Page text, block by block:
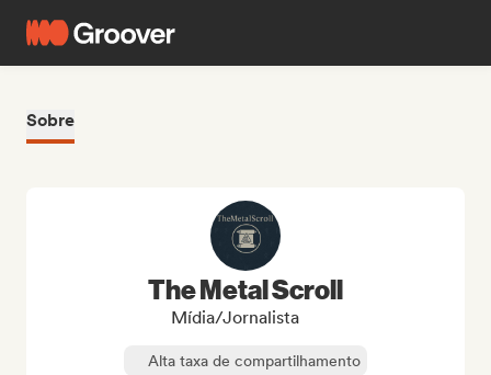
Sobre
The Metal Scroll
Mídia/Jornalista
Alta taxa de compartilhamento